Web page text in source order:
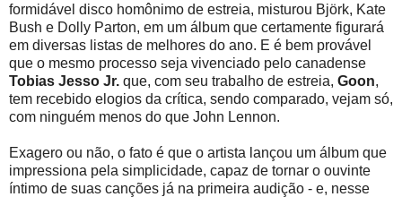
formidável disco homônimo de estreia, misturou Björk, Kate
Bush e Dolly Parton, em um álbum que certamente figurará
em diversas listas de melhores do ano. E é bem provável
que o mesmo processo seja vivenciado pelo canadense
Tobias Jesso Jr. que, com seu trabalho de estreia, Goon,
tem recebido elogios da crítica, sendo comparado, vejam só,
com ninguém menos do que John Lennon.
Exagero ou não, o fato é que o artista lançou um álbum que
impressiona pela simplicidade, capaz de tornar o ouvinte
íntimo de suas canções já na primeira audição - e, nesse